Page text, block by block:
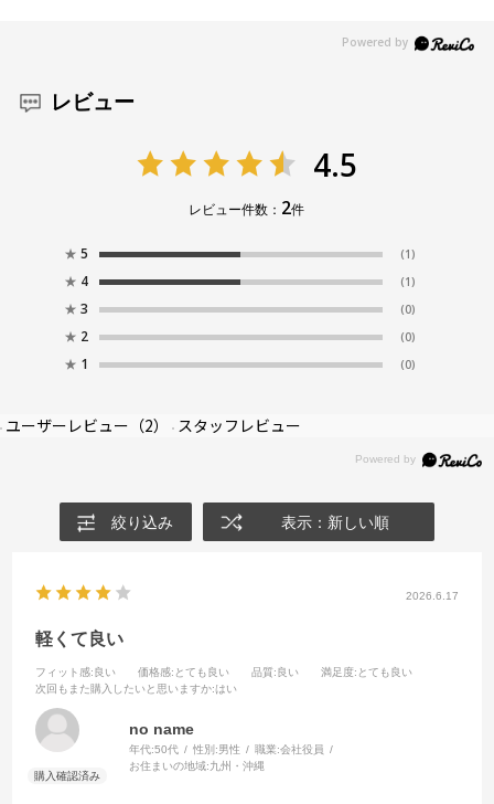
レビュー
4.5
レビュー件数： 2件
★ 5 (1)
★ 4 (1)
★ 3 (0)
★ 2 (0)
★ 1 (0)
ユーザーレビュー （2） スタッフレビュー
絞り込み 表示：新しい順
2026.6.17
軽くて良い
フィット感:良い 価格感:とても良い 品質:良い 満足度:とても良い
次回もまた購入したいと思いますか:はい
no name
年代:50代 性別:男性 職業:会社役員
お住まいの地域:九州・沖縄